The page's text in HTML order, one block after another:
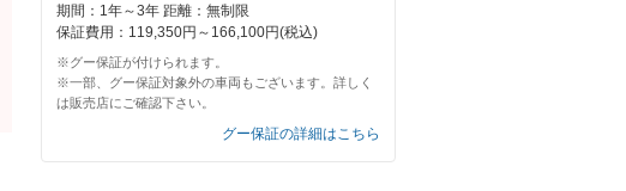
期間：1年～3年 距離：無制限
保証費用：119,350円～166,100円(税込)
※グー保証が付けられます。
※一部、グー保証対象外の車両もございます。詳しく
は販売店にご確認下さい。
グー保証の詳細はこちら